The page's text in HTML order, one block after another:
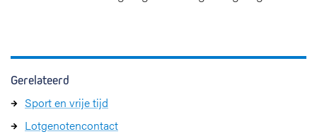
Gerelateerd
Sport en vrije tijd
Lotgenotencontact